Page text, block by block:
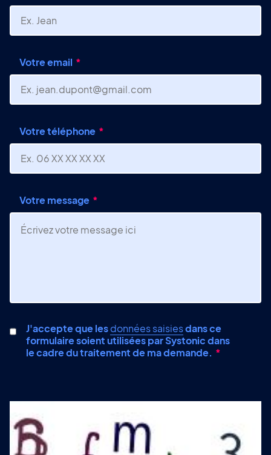
Votre email
Votre téléphone
Votre message
J'accepte que lesdonnées saisiesdans ce
formulaire soient utilisées par Systonic dans
le cadre du traitement de ma demande.